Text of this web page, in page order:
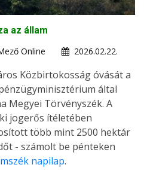
az állam
Online
2026.02.22.
Közbirtokosság óvását a
által
Megyei Törvényszék. A
jogerős ítéletében
több mint 2500 hektár
- számolt be pénteken
napilap.